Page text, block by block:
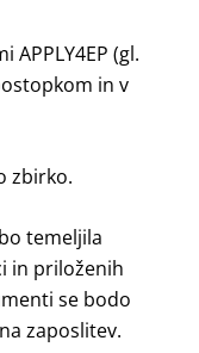
(gl.
in v
zbirko.
temeljila
in priloženih
se bodo
zaposlitev.